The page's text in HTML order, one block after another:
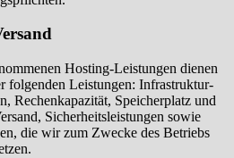
Hosting-Leistungen dienen
folgenden Leistungen: Infrastruktur-
Rechenkapazität, Speicherplatz und
Sicherheitsleistungen sowie
die wir zum Zwecke des Betriebs